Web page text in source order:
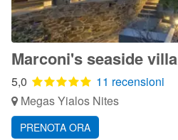
Marconi's seaside villa
5,0
11 recensioni
Megas Yialos Nites
PRENOTA ORA